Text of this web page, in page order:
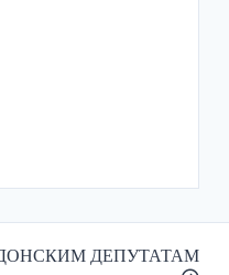
ДЕПУТАТАМ